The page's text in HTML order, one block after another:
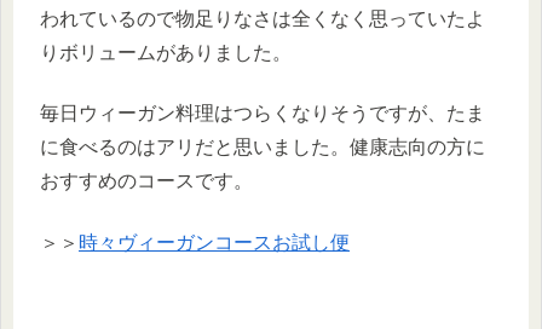
われているので物足りなさは全くなく思っていたよ
りボリュームがありました。
毎日ウィーガン料理はつらくなりそうですが、たま
に食べるのはアリだと思いました。健康志向の方に
おすすめのコースです。
＞＞ 時々ヴィーガンコースお試し便